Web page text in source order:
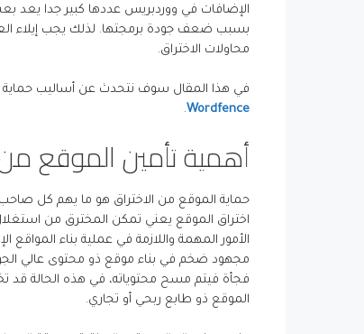
الإضافات في ووردبريس عددها كبير جدا يعد
بسبب ضعف جودة برمجتها. لذلك يجب إيلاء
محاولات الاختراق.
في هذا المقال سوف نتحدث عن أساليب حماية
Wordfence
.
أهمية تأمين الموقع
حماية الموقع من الاختراق هو ما يهم كل صاحب
اختراق الموقع يعني تمكن المخترق من
الأمور المهمة واللازمة في عملية بناء
مجهود ضخم في بناء موقع ذو محتوى عالي
فجأة فيتم مسح محتوياته، في هذه الحالة قد
الموقع ذو طابع ربحي أو تجاري.